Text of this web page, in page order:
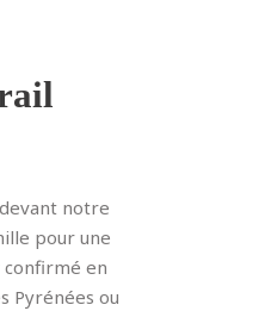
notre
pour une
en
Pyrénées ou